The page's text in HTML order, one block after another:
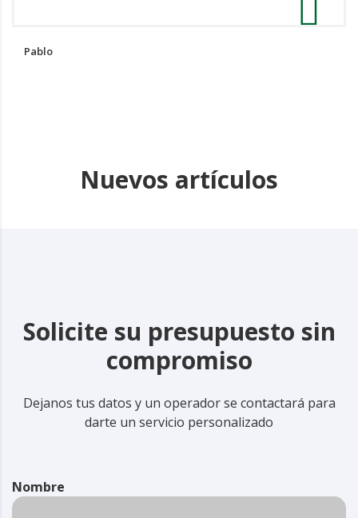
Pablo
Nuevos artículos
Solicite su presupuesto sin
compromiso
Dejanos tus datos y un operador se contactará para
darte un servicio personalizado
Nombre